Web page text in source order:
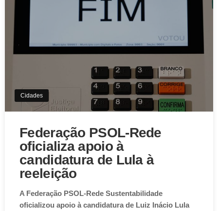
Cidades
Federação PSOL-Rede
oficializa apoio à
candidatura de Lula à
reeleição
A Federação PSOL-Rede Sustentabilidade
oficializou apoio à candidatura de Luiz Inácio Lula